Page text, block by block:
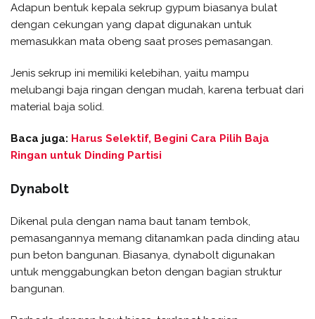
Adapun bentuk kepala sekrup gypum biasanya bulat
dengan cekungan yang dapat digunakan untuk
memasukkan mata obeng saat proses pemasangan.
Jenis sekrup ini memiliki kelebihan, yaitu mampu
melubangi baja ringan dengan mudah, karena terbuat dari
material baja solid.
Baca juga: Harus Selektif, Begini Cara Pilih Baja
Ringan untuk Dinding Partisi
Dynabolt
Dikenal pula dengan nama baut tanam tembok,
pemasangannya memang ditanamkan pada dinding atau
pun beton bangunan. Biasanya, dynabolt digunakan
untuk menggabungkan beton dengan bagian struktur
bangunan.